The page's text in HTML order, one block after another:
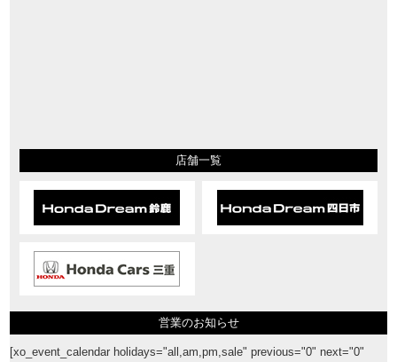
店舗一覧
営業のお知らせ
[xo_event_calendar holidays="all,am,pm,sale" previous="0" next="0"